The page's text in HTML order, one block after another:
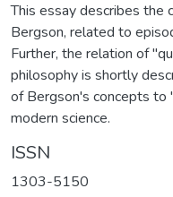
This essay describes the
Bergson, related to
Further, the relation of
philosophy is shortly
of Bergson's concepts to
modern science.
ISSN
1303-5150